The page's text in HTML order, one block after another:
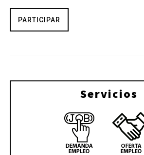
PARTICIPAR
Servicios